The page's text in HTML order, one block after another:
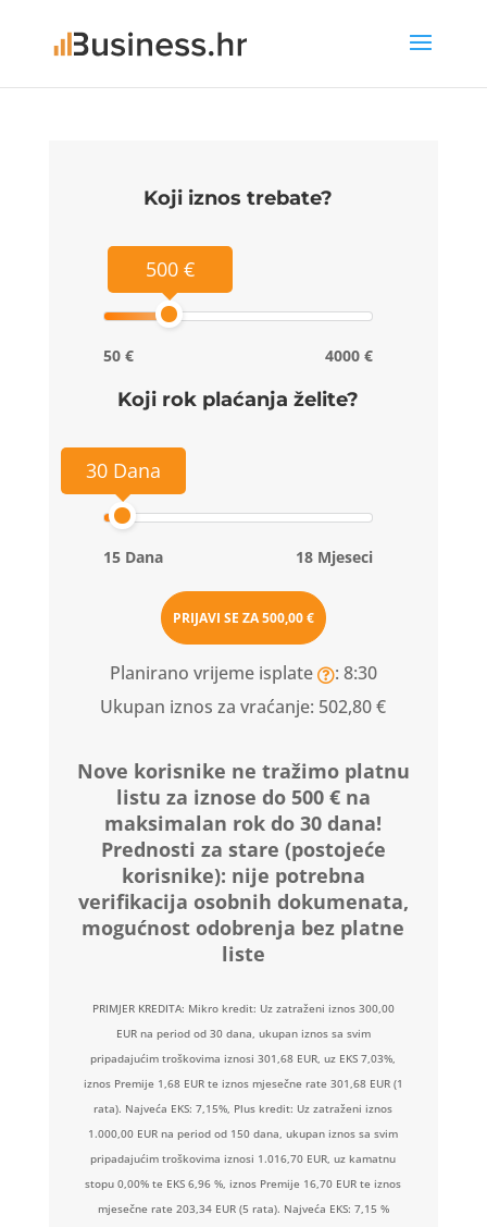
Koji iznos trebate?
500 €
50 € 4000 €
Koji rok plaćanja želite?
30 Dana
15 Dana 18 Mjeseci
PRIJAVI SE ZA500,00 €
Planirano vrijeme isplate
: 8:30
Ukupan iznos za vraćanje: 502,80 €
Nove korisnike ne tražimo platnu
listu za iznose do 500 € na
maksimalan rok do 30 dana!
Prednosti za stare (postojeće
korisnike): nije potrebna
verifikacija osobnih dokumenata,
mogućnost odobrenja bez platne
liste
PRIMJER KREDITA: Mikro kredit: Uz zatraženi iznos 300,00
EUR na period od 30 dana, ukupan iznos sa svim
pripadajućim troškovima iznosi 301,68 EUR, uz EKS 7,03%,
iznos Premije 1,68 EUR te iznos mjesečne rate 301,68 EUR (1
rata). Najveća EKS: 7,15%, Plus kredit: Uz zatraženi iznos
1.000,00 EUR na period od 150 dana, ukupan iznos sa svim
pripadajućim troškovima iznosi 1.016,70 EUR, uz kamatnu
stopu 0,00% te EKS 6,96 %, iznos Premije 16,70 EUR te iznos
mjesečne rate 203,34 EUR (5 rata). Najveća EKS: 7,15 %